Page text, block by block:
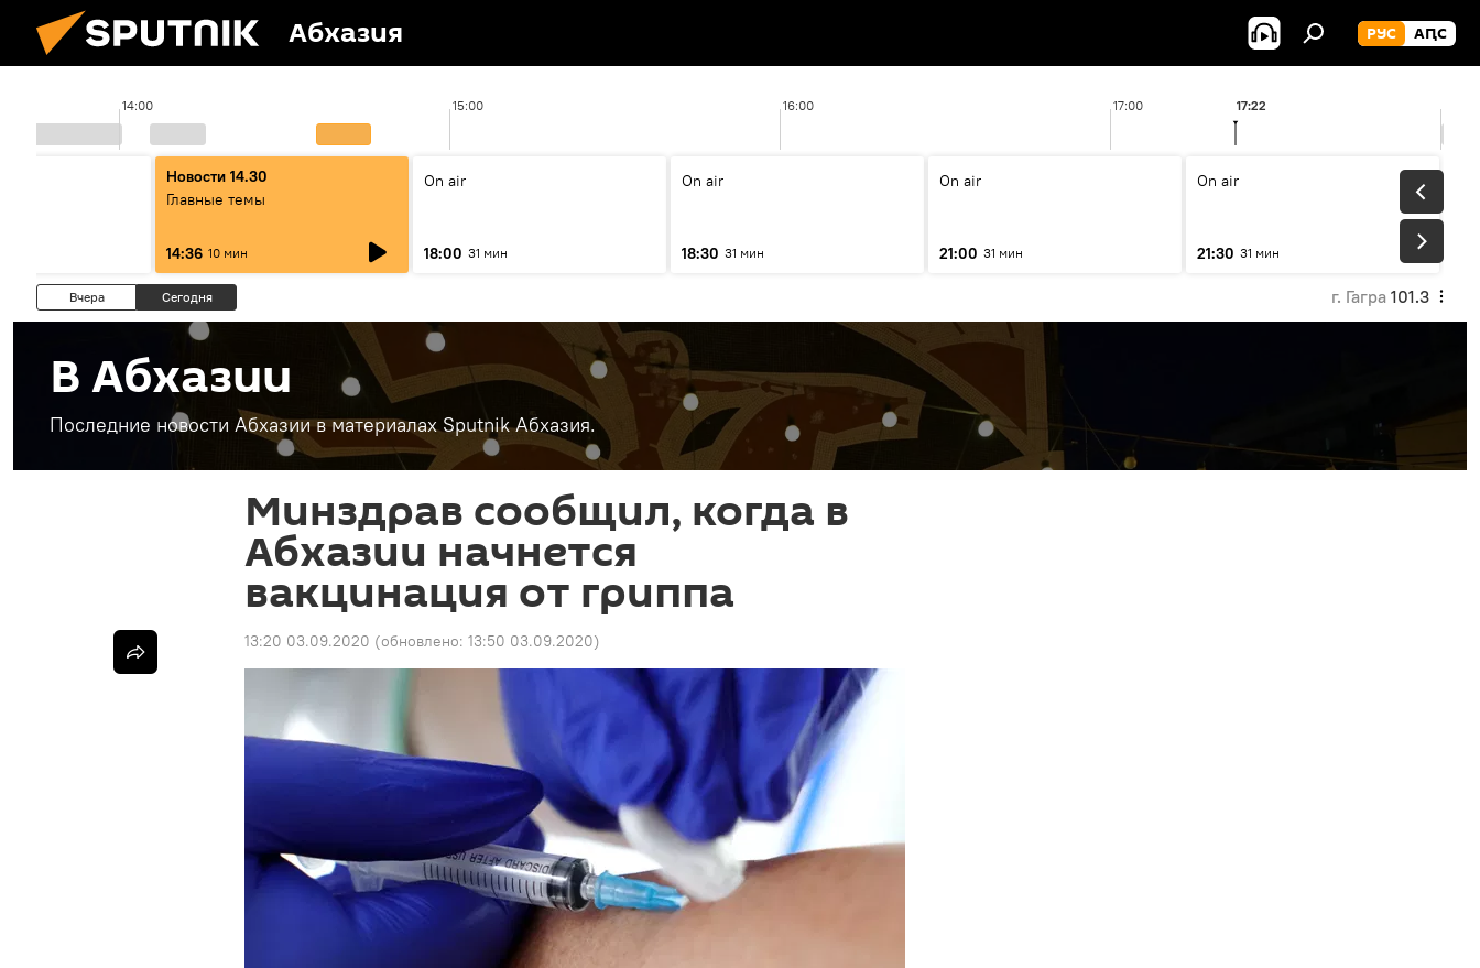
Абхазия РУС АԤС
14:00 15:00 16:00 17:00 17:22
Новости 14.30
Главные темы
14:36 10 мин
On air
18:00 31 мин
On air
18:30 31 мин
On air
21:00 31 мин
On air
21:30 31 мин
Вчера Сегодня г. Гагра 101.3
В Абхазии
Последние новости Абхазии в материалах Sputnik Абхазия.
Минздрав сообщил, когда в
Абхазии начнется
вакцинация от гриппа
13:20 03.09.2020 (обновлено: 13:50 03.09.2020)